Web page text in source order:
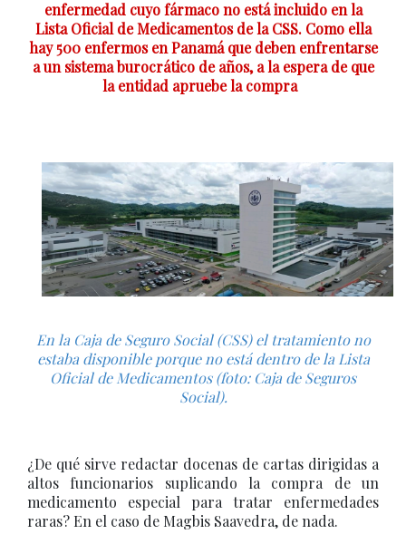
enfermedad cuyo fármaco no está incluido en la
Lista Oficial de Medicamentos de la CSS. Como ella
hay 500 enfermos en Panamá que deben enfrentarse
a un sistema burocrático de años, a la espera de que
la entidad apruebe la compra
En la Caja de Seguro Social (CSS) el tratamiento no
estaba disponible porque no está dentro de la Lista
Oficial de Medicamentos (foto: Caja de Seguros
Social).
¿De qué sirve redactar docenas de cartas dirigidas a
altos funcionarios suplicando la compra de un
medicamento especial para tratar enfermedades
raras? En el caso de Magbis Saavedra, de nada.